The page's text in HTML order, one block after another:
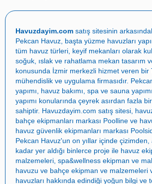
Havuzdayim.com satış sitesinin
Pekcan Havuz , başta yüzme havuzları
tüm havuz türleri, keyif mekanları olarak
soğuk, ıslak ve rahatlama mekan tasarım
konusunda İzmir merkezli hizmet veren bir
mühendislik ve uygulama firmasıdır.
yapımı
havuz bakımı spa ve sauna yapımı
yapımı konularında çeyrek asırdan fazla
sahiptir. Havuzdayim.com satış sitesi,
bahçe ekipmanları markası Poolline ve
havuz güvenlik ekipmanları markası
Pekcan Havuz'un on yıllar içinde
kadar yer aldığı binlerce proje ile havuz
malzemeleri spa&wellness ekipman ve
havuzu ve bahçe ekipman ve malzemeleri
havuzları hakkında edindiği yoğun bilgi ve